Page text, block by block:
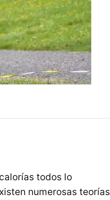
todos lo
numerosas teorías